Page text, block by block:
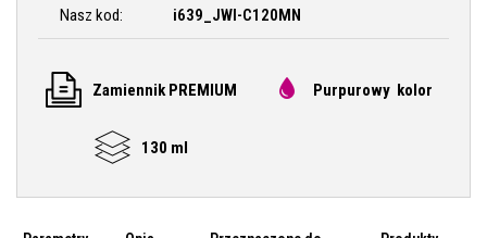
Nasz kod:
i639_JWI-C120MN
Zamiennik PREMIUM Purpurowy kolor
130 ml